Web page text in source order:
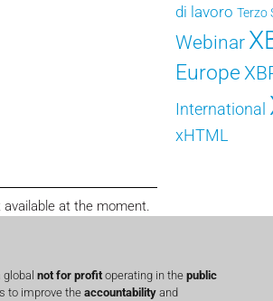
di lavoro Terzo
Webinar
Europe
International
xHTML
at the moment.
not for profit operating in the public
to improve the accountability and